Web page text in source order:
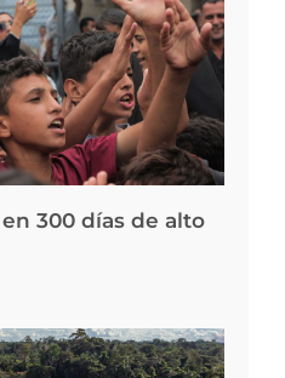
300 días de alto